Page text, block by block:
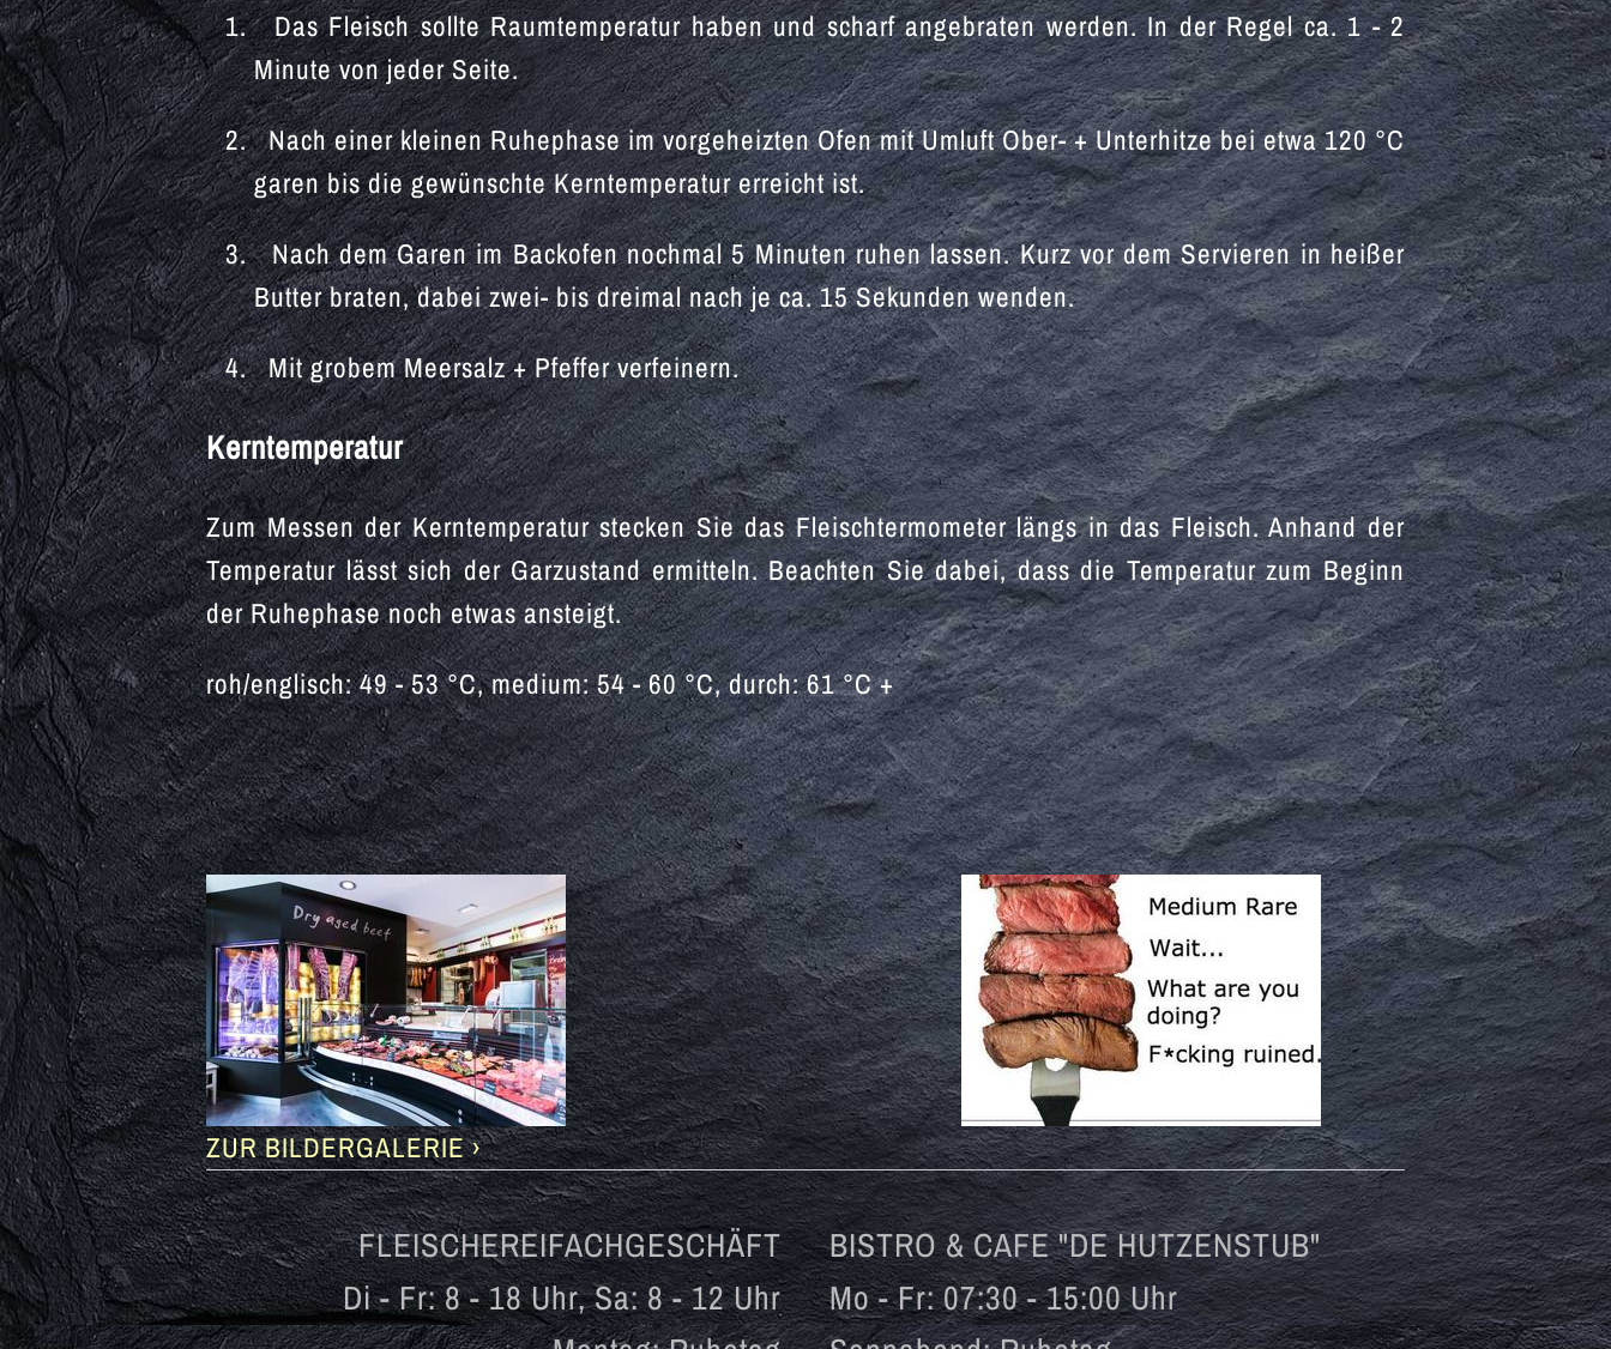
Das Fleisch sollte Raumtemperatur haben und scharf angebraten werden. In der Regel ca. 1 - 2
Minute von jeder Seite.
Nach einer kleinen Ruhephase im vorgeheizten Ofen mit Umluft Ober- + Unterhitze bei etwa 120 °C
garen bis die gewünschte Kerntemperatur erreicht ist.
Nach dem Garen im Backofen nochmal 5 Minuten ruhen lassen. Kurz vor dem Servieren in heißer
Butter braten, dabei zwei- bis dreimal nach je ca. 15 Sekunden wenden.
Mit grobem Meersalz + Pfeffer verfeinern.
Kerntemperatur
Zum Messen der Kerntemperatur stecken Sie das Fleischtermometer längs in das Fleisch. Anhand der
Temperatur lässt sich der Garzustand ermitteln. Beachten Sie dabei, dass die Temperatur zum Beginn
der Ruhephase noch etwas ansteigt.
roh/englisch: 49 - 53 °C, medium: 54 - 60 °C, durch: 61 °C +
ZUR BILDERGALERIE ›
FLEISCHEREIFACHGESCHÄFT
Di - Fr: 8 - 18 Uhr, Sa: 8 - 12 Uhr
BISTRO & CAFE "DE HUTZENSTUB"
Mo - Fr: 07:30 - 15:00 Uhr